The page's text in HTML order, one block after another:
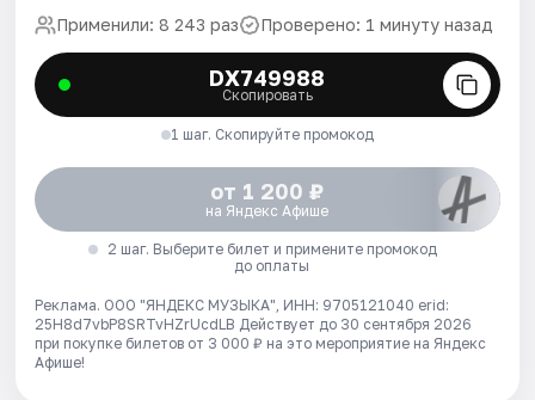
Применили: 8 243 раз Проверено: 1 минуту назад
DX749988
Скопировать
1 шаг. Скопируйте промокод
от 1 200 ₽
на Яндекс Афише
2 шаг. Выберите билет и примените промокод
до оплаты
Реклама. ООО "ЯНДЕКС МУЗЫКА", ИНН: 9705121040 erid:
25H8d7vbP8SRTvHZrUcdLB Действует до 30 сентября 2026
при покупке билетов от 3 000 ₽ на это мероприятие на Яндекс
Афише!